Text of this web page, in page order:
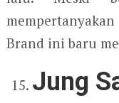
Brand ini baru
Jung